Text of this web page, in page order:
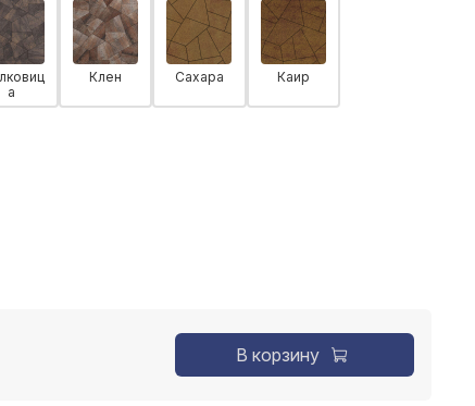
а
Клен Сахара Каир
В корзину